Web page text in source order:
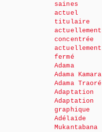
saines
actuel
titulaire
actuellement
concentrée
actuellement
fermé
Adama
Adama Kamara
Adama Traoré
Adaptation
Adaptation
graphique
Adélaïde
Mukantabana